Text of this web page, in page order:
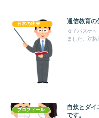
通信教育の
女子バスケットボ
ました。対格
プロフィール
自炊とダイ
です。